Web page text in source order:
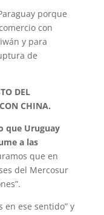
porque
con
y para
de
DEL
CHINA.
que Uruguay
a las
que en
del Mercosur
en ese sentido” y